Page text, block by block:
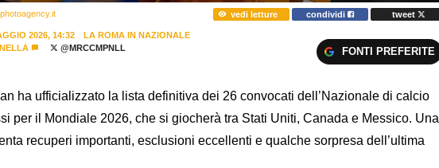
vedi letture condividi tweet
2026, 14:32
LA ROMA IN NAZIONALE
@MRCCMPNLL FONTI PREFERITE
ha ufficializzato la lista definitiva dei 26 convocati dell’Nazionale di calcio
per il Mondiale 2026, che si giocherà tra Stati Uniti, Canada e Messico. Una
recuperi importanti, esclusioni eccellenti e qualche sorpresa dell’ultima